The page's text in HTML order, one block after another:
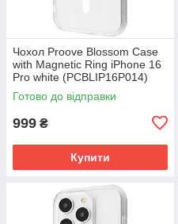
Чохол Proove Blossom Case
with Magnetic Ring iPhone 16
Pro white (PCBLIP16P014)
Готово до відправки
999 ₴
Купити